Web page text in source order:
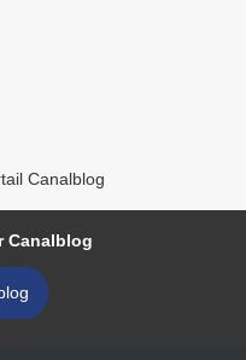
Canalblog
Canalblog